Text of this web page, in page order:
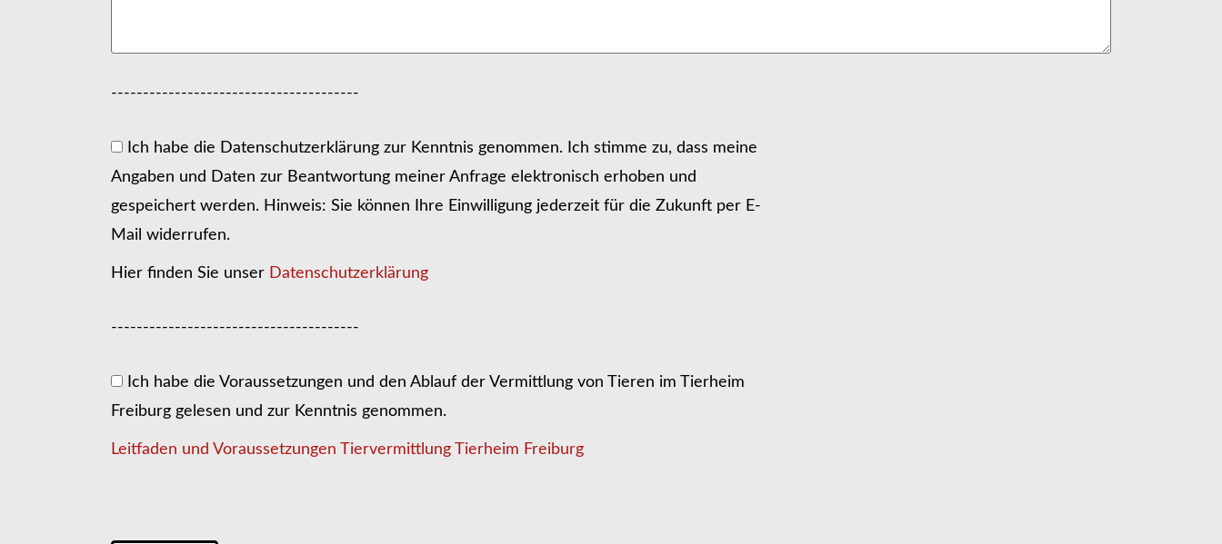
---------------------------------------
Ich habe die Datenschutzerklärung zur Kenntnis genommen. Ich stimme zu, dass meine
Angaben und Daten zur Beantwortung meiner Anfrage elektronisch erhoben und
gespeichert werden. Hinweis: Sie können Ihre Einwilligung jederzeit für die Zukunft per E-
Mail widerrufen.
Hier finden Sie unser Datenschutzerklärung
---------------------------------------
Ich habe die Voraussetzungen und den Ablauf der Vermittlung von Tieren im Tierheim
Freiburg gelesen und zur Kenntnis genommen.
Leitfaden und Voraussetzungen Tiervermittlung Tierheim Freiburg